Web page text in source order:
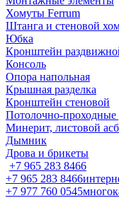
Хомуты Ferrum
Штанга и стеновой
Юбка
Кронштейн
Консоль
Опора напольная
Крышная разделка
Кронштейн стеновой
Потолочно-проходные
Минерит, листовой
Дымник
Дрова и брикеты
+7 965 283 8466
+7 965 283 8466
+7 977 760 0545